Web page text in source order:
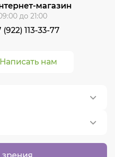
зрения
Написать нам
магазин
до 21:00
(922) 113-33-77